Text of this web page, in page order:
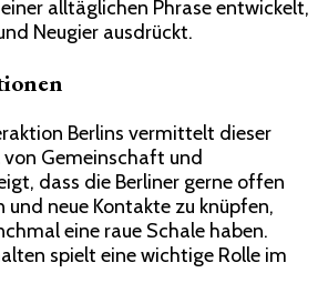
alltäglichen Phrase entwickelt,
Neugier ausdrückt.
Berlins vermittelt dieser
Gemeinschaft und
dass die Berliner gerne offen
und neue Kontakte zu knüpfen,
eine raue Schale haben.
spielt eine wichtige Rolle im